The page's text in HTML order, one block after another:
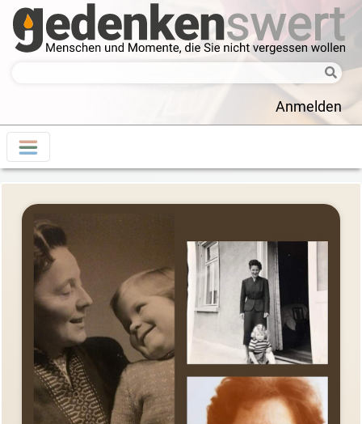
Anmelden